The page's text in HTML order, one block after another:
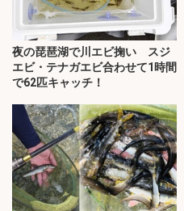
夜の琵琶湖で川エビ掬い スジ
エビ・テナガエビ合わせて1時間
で62匹キャッチ！